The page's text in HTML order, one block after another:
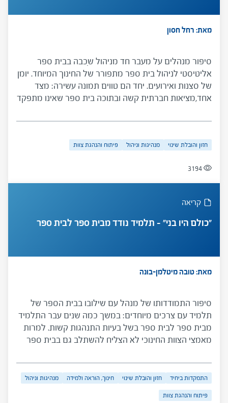
מאת: רחל חסון
סיפור מנהלים על מעבר חד מניהול שִכבה בבית ספר
אליטיסטי לניהול בית ספר מתפורר של החינוך המיוחד. יומן
של סצנות ואירועים. יחד הם טווים תמונה עשירה: מצד
אחד,מציאות חברתית קשה ובתוכה בית ספר שאינו מתפקד
ומקצועיות בהפיכת בית הספר למוסד חינוכי בעל הישגים.
מבחינת מורים, תלמידים, נורמות ומבנים ארגוניים ומספק
מנהלים המעוניינים לעסוק בסוגיות של בתי ספר
שנסיבותיהם מאתגרות ובכניסת המנהל לתפקיד וכן
למנהלים המתמודדים עם סוגיות אלו ולמדריכיהם
האישיים.
חזון והובלת שינוי מנהיגות וניהול פיתוח והנהגת צוות
3194
קריאה
"כולם היו בני" – תלמיד נודד מבית ספר לבית ספר
מאת: טובה מיטלמן-בונה
סיפור התמודדותו של מנהל עם שילובו בבית הספר של
תלמיד עם צרכים מיוחדים: במשך כמה שנים עבר התלמיד
מבית ספר לבית ספר בשל בעיות התנהגות קשות. למרות
מאמצי הצוות החינוכי לא הצליח להשתלב גם בבית ספר
הפיקוח והתקשורת וטיפולו בדילמה המורכבת של "טובת
הפרט לעומת טובת הכלל".
התמקדות ביחיד חזון והובלת שינוי חינוך, הוראה ולמידה מנהיגות וניהול
פיתוח והנהגת צוות